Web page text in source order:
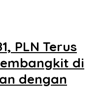
PLN Terus
di
dengan